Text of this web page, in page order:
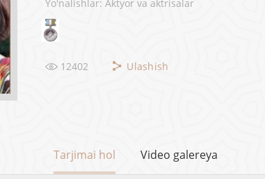
Yo'nalishlar: Aktyor va aktrisalar
12402 Ulashish
Tarjimai hol Video galereya